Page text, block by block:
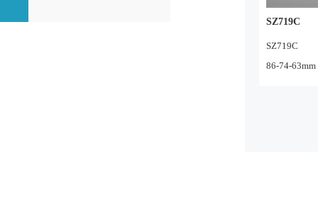
SZ719C
SZ719C
86-74-63mm